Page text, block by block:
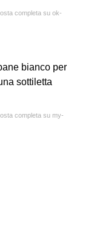
completa su ok-
bianco per
sottiletta
completa su my-